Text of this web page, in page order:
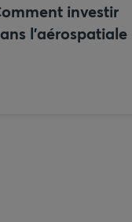
investir
l’aérospatiale